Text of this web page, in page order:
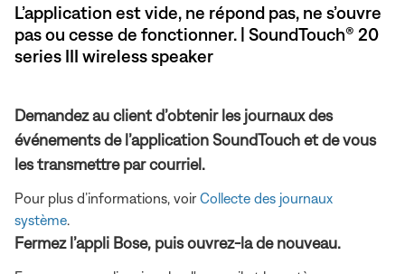
L’application est vide, ne répond pas, ne s’ouvre
pas ou cesse de fonctionner. | SoundTouch® 20
series III wireless speaker
Demandez au client d’obtenir les journaux des
événements de l’application SoundTouch et de vous
les transmettre par courriel.
Pour plus d’informations, voirCollecte des journaux
système
Fermez l’appli Bose, puis ouvrez-la de nouveau.